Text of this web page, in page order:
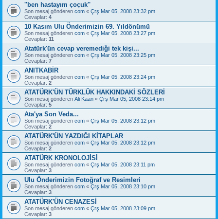
''ben hastayım çoçuk''
Son mesaj gönderen com « Çrş Mar 05, 2008 23:32 pm
Cevaplar: 4
10 Kasım Ulu Önderimizin 69. Yıldönümü
Son mesaj gönderen com « Çrş Mar 05, 2008 23:27 pm
Cevaplar: 11
Atatürk'ün cevap veremediği tek kişi...
Son mesaj gönderen com « Çrş Mar 05, 2008 23:25 pm
Cevaplar: 7
ANITKABİR
Son mesaj gönderen com « Çrş Mar 05, 2008 23:24 pm
Cevaplar: 2
ATATÜRK'ÜN TÜRKLÜK HAKKINDAKİ SÖZLERİ
Son mesaj gönderen Ali Kaan « Çrş Mar 05, 2008 23:14 pm
Cevaplar: 5
Ata'ya Son Veda...
Son mesaj gönderen com « Çrş Mar 05, 2008 23:12 pm
Cevaplar: 2
ATATÜRK'ÜN YAZDIĞI KİTAPLAR
Son mesaj gönderen com « Çrş Mar 05, 2008 23:12 pm
Cevaplar: 2
ATATÜRK KRONOLOJİSİ
Son mesaj gönderen com « Çrş Mar 05, 2008 23:11 pm
Cevaplar: 3
Ulu Önderimizin Fotoğraf ve Resimleri
Son mesaj gönderen com « Çrş Mar 05, 2008 23:10 pm
Cevaplar: 3
ATATÜRK'ÜN CENAZESİ
Son mesaj gönderen com « Çrş Mar 05, 2008 23:09 pm
Cevaplar: 3